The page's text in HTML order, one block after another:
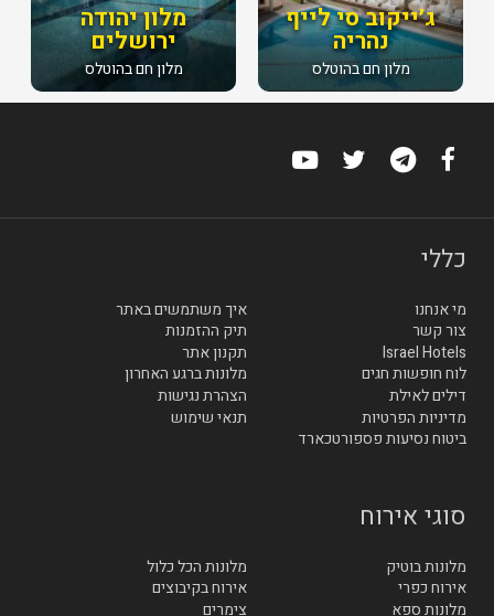
מלון יהודה
ירושלים
מלון חם בהוטלס
ג׳ייקוב סי לייף
נהריה
מלון חם בהוטלס
כללי
מי אנחנו
איך משתמשים באתר
צור קשר
תיק ההזמנות
Israel Hotels
תקנון אתר
לוח חופשות חגים
מלונות ברגע האחרון
דילים לאילת
הצהרת נגישות
מדיניות הפרטיות
תנאי שימוש
ביטוח נסיעות פספורטכארד
סוגי אירוח
מלונות בוטיק
מלונות הכל כלול
אירוח כפרי
אירוח בקיבוצים
מלונות ספא
צימרים